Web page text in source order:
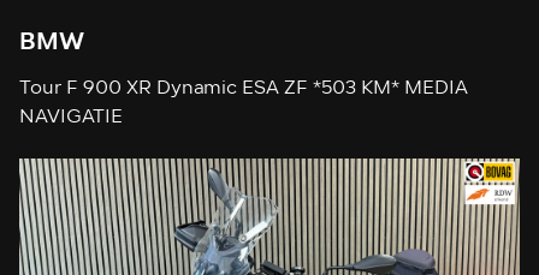
BMW
Tour F 900 XR Dynamic ESA ZF *503 KM* MEDIA
NAVIGATIE